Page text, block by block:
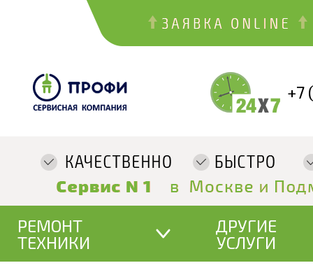
+7
РЕМОНТ
ТЕХНИКИ
ДРУГИЕ
УСЛУГИ